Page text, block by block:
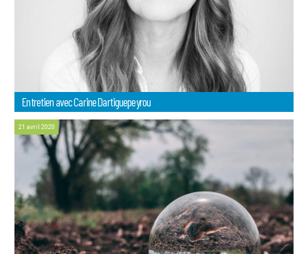
Entretien avec Carine Dartiguepeyrou
21 avril 2020